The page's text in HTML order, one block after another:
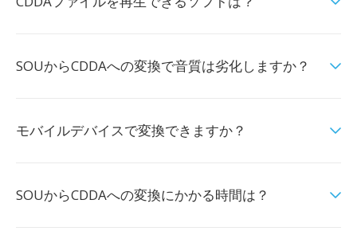
SOUからCDDAへの変換で音質は劣化しますか？
モバイルデバイスで変換できますか？
SOUからCDDAへの変換にかかる時間は？